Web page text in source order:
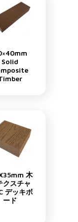
Solid
木
クスチャ
デッキボ
ード